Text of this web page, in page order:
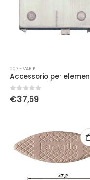
007 - VARIE
0Su 5
€37,69